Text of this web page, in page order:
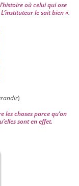
où celui qui ose
le sait bien ».
)
les choses parce qu’on
sont en effet.